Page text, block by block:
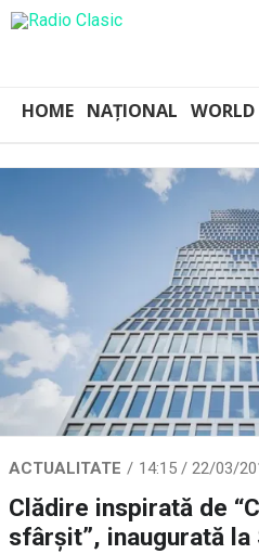
HOME NAȚIONAL WORLD
ACTUALITATE 14:15 / 22/03/
Clădire inspirată de
sfârşit”, inaugurată la